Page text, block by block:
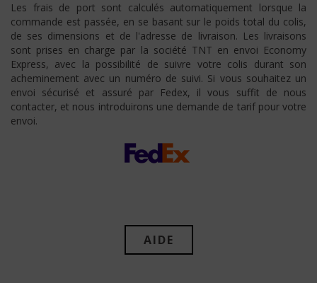
Les frais de port sont calculés automatiquement lorsque la
commande est passée, en se basant sur le poids total du colis,
de ses dimensions et de l'adresse de livraison. Les livraisons
sont prises en charge par la société TNT en envoi Economy
Express, avec la possibilité de suivre votre colis durant son
acheminement avec un numéro de suivi. Si vous souhaitez un
envoi sécurisé et assuré par Fedex, il vous suffit de nous
contacter, et nous introduirons une demande de tarif pour votre
envoi.
AIDE